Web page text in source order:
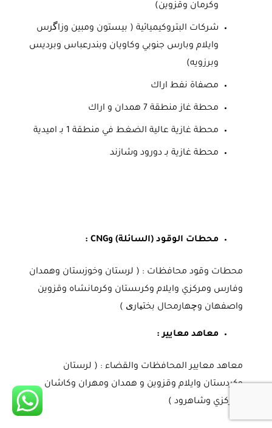
وكرمان وقزوين)
شركات البتروكيميائية ( بيستون ومبين وزاگرس
وايلام وبارس جنوبي وكاويان وبندرعباس وبرديس
وبرزويه)
مصفاة نفط اراك
محطة غاز منطقة 7 همدان و اراك
محطة غازية عالية الضغط في منطقة 1 بـ اميدية
محطة غازية بـ دورود وشازند
محطات الوقود (السائلة) وCNG :
محطات وقود محافظات : ( لرستان وخوزستان وهمدان
وفارس ومركزي وايلام وكرىستان وكرمانشاه وقزوين
واصفهان وچهارمحال بختیاری )
معاهد معايير :
معاهد معايير المحافظات والقضاء : ( لرستان
وكردستان وايلام وقزوين و همدان ومهران وكاشان
ومركزي وشاهرود )